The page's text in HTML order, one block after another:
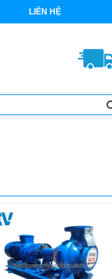
LIÊN HỆ